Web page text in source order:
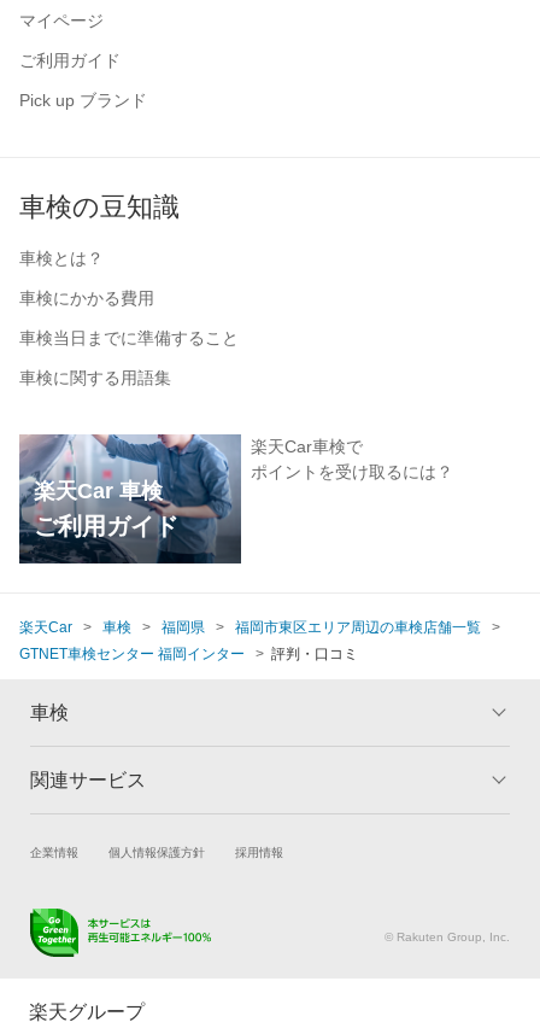
マイページ
ご利用ガイド
Pick up ブランド
車検の豆知識
車検とは？
車検にかかる費用
車検当日までに準備すること
車検に関する用語集
楽天Car 車検
ご利用ガイド
楽天Car車検で
ポイントを受け取るには？
楽天Car 車検 福岡県
福岡市東区エリア周辺の車検店舗一覧
GTNET車検センター 福岡インター
評判・口コミ
車検
トップ
車検の基礎知識 キャンペーン一覧
関連サービス
試乗・商談 新車購入
キズ修理予約
メンテナンス管理
企業情報 個人情報保護方針 採用情報
© Rakuten Group, Inc.
楽天グループ